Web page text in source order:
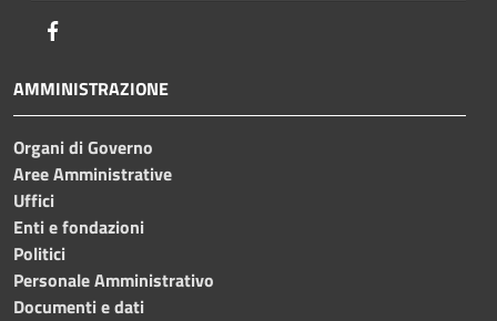
AMMINISTRAZIONE
Organi di Governo
Aree Amministrative
Uffici
Enti e fondazioni
Politici
Personale Amministrativo
Documenti e dati